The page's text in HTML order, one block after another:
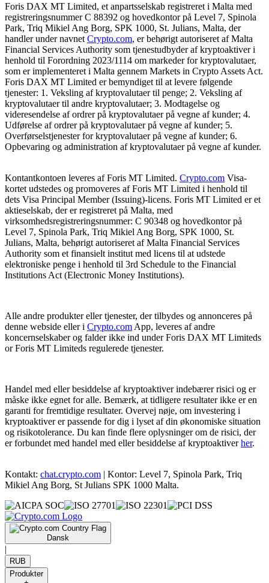
Foris DAX MT Limited, et anpartsselskab registreret i Malta med
registreringsnummer C 88392 og hovedkontor på Level 7, Spinola
Park, Triq Mikiel Ang Borg, SPK 1000, St. Julians, Malta, der
handler under navnet Crypto.com, er behørigt autoriseret af Malta
Financial Services Authority som tjenestudbyder af kryptoaktiver i
henhold til Forordning 2023/1114 om markeder for kryptovalutaer,
som er implementeret i Malta gennem Markets in Crypto Assets Act.
Foris DAX MT Limited er bemyndiget til at levere følgende
tjenester: 1. Veksling af kryptovalutaer til penge; 2. Veksling af
kryptovalutaer til andre kryptovalutaer; 3. Modtagelse og
videresendelse af ordrer på kryptovalutaer på vegne af kunder; 4.
Udførelse af ordrer på kryptovalutaer på vegne af kunder; 5.
Overførselstjenester for kryptovalutaer på vegne af kunder; 6.
Opbevaring og administration af kryptovalutaer på vegne af kunder.
Kontantkontoen leveres af Foris MT Limited. Crypto.com Visa-
kortet udstedes og promoveres af Foris MT Limited i henhold til
dets Visa Principal Member (Issuing)-licens. Foris MT Limited er et
aktieselskab, der er registreret på Malta, med
virksomhedsregistreringsnummer: C 90348 og hovedkontor på
Level 7, Spinola Park, Triq Mikiel Ang Borg, SPK 1000, St.
Julians, Malta, behørigt autoriseret af Malta Financial Services
Authority som et finansielt institut med licens til at udstede
elektroniske penge i henhold til 3rd Schedule to the Financial
Institutions Act (Electronic Money Institutions).
Alle andre produkter eller tjenester, der tilbydes og annonceres på
denne webside eller i Crypto.com App, leveres af andre
koncernselskaber og falder ikke ind under Foris DAX MT Limiteds
or Foris MT Limiteds regulerede tjenester.
Handel med eller besiddelse af kryptoaktiver indebærer risici og er
måske ikke egnet for alle. Bemærk, at tidligere resultater ikke er en
garanti for fremtidige resultater. Overvej nøje, om investering i
kryptoaktiver er passende for dig i lyset af din økonomiske situation
og risikotolerance. Du kan finde flere oplysninger om de risici, der
er forbundet med handel med eller besiddelse af kryptoaktiverher.
Kontakt: chat.crypto.com | Kontor: Level 7, Spinola Park, Triq
Mikiel Ang Borg, St Julians SPK 1000 Malta.
Dansk
|
RUB
Produkter